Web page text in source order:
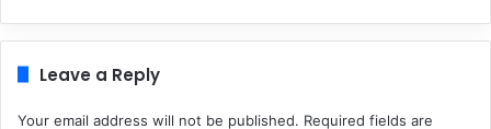
Leave a Reply
Your email address will not be published. Required fields are